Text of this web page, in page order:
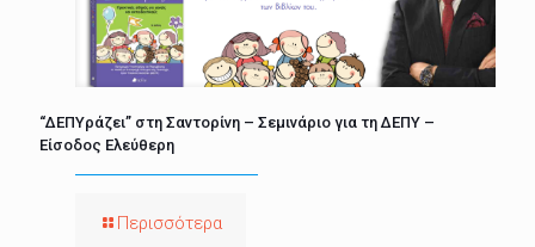
“ΔΕΠΥράζει” στη Σαντορίνη – Σεμινάριο για τη ΔΕΠΥ –
Είσοδος Ελεύθερη
Περισσότερα